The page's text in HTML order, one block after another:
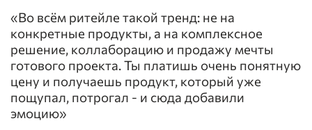
«Во всём ритейле такой тренд: не на
конкретные продукты, а на комплексное
решение, коллаборацию и продажу мечты
готового проекта. Ты платишь очень понятную
цену и получаешь продукт, который уже
пощупал, потрогал - и сюда добавили
эмоцию»